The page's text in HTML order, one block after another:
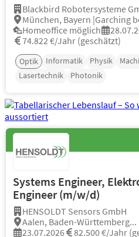
Blackbird Robotersysteme
München, Bayern |Garching
Homeoffice möglich
74.822 €/Jahr (geschätzt)
Optik Informatik Physik
Lasertechnik
Photonik
Systems Engineer,
Engineer (m/w/d)
HENSOLDT Sensors GmbH
Aalen, Baden-Württemberg...
23.07.2026
82.500 €/Jahr